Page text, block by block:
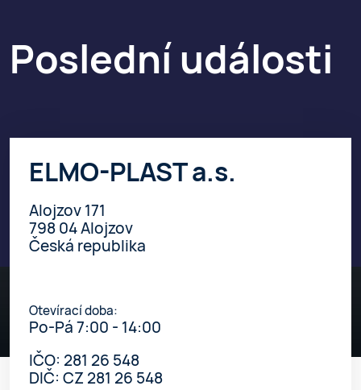
Poslední události
ELMO-PLAST a.s.
Alojzov 171
798 04 Alojzov
Česká republika
Otevírací doba:
Po-Pá 7:00 - 14:00
IČO: 281 26 548
DIČ: CZ 281 26 548